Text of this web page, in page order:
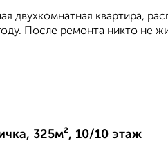
двухкомнатная квартира,
После ремонта никто не
325м², 10/10 этаж